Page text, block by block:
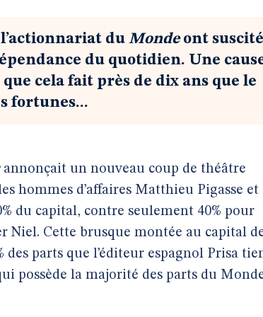
du Mondeont suscité
du quotidien. Une
cela fait près de dix ans que le
fortunes...
annonçait un nouveau coup de théâtre
hommes d’affaires Matthieu Pigasse et
du capital, contre seulement 40% pour
Cette brusque montée au capital
parts que l’éditeur espagnol Prisa
possède la majorité des parts du